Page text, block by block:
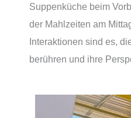
Suppenküche beim
der Mahlzeiten am
Interaktionen sind es,
berühren und ihre